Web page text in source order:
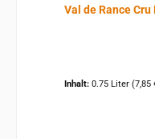
Val de Rance
Inhalt: 0.75 Liter (7,85